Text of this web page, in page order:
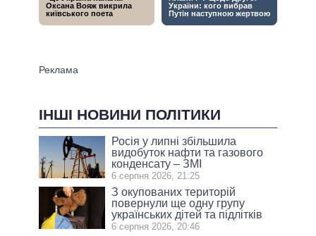
ІНШІ НОВИНИ ПОЛІТИКИ
Росія у липні збільшила
видобуток нафти та газового
конденсату – ЗМІ
6 серпня 2026, 21:25
З окупованих територій
повернули ще одну групу
українських дітей та підлітків
6 серпня 2026, 20:46